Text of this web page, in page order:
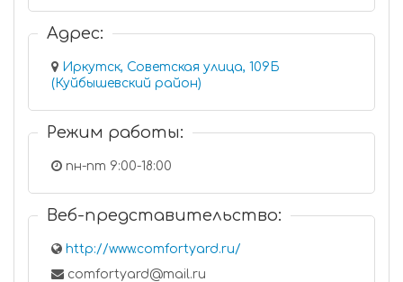
Адрес:
Иркутск, Советская улица, 109Б
(Куйбышевский район)
Режим работы:
пн-пт 9:00-18:00
Веб-представительство:
http://www.comfortyard.ru/
comfortyard@mail.ru